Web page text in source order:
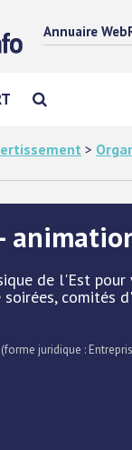
Annuaire
>
de l'Est
comités
(forme juridique :